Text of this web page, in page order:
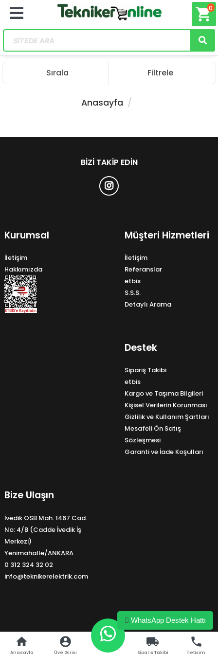
shopping_cart
0
Sırala Filtrele
Anasayfa
home
Anasayfa
account_circle
Üye Girişi
local_shipping
Sipariş Takibi
phone
İletişim
WhatsApp Destek Hattı
BIZI TAKIP EDIN
Kurumsal
İletişim
Hakkımızda
Müşteri Hizmetleri
İletişim
Referanslar
etbis
S.S.S.
Detaylı Arama
Destek
Sipariş Takibi
etbis
Kargo ve Taşıma Bilgileri
Kişisel Verilerin Korunması
Gizlilik ve Kullanım Şartları
Mesafeli Ön Satış
Sözleşmesi
Garanti ve İade Koşulları
Bize Ulaşın
İvedik OSB Mah. 1467 Cad.
No: 4/B (Cadde İvedik İş
Merkezi)
Yenimahalle/ANKARA
0 312 324 32 02
info@teknikerelektrik.com